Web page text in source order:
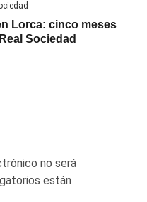
Lorca: cinco meses
Sociedad
no será
están